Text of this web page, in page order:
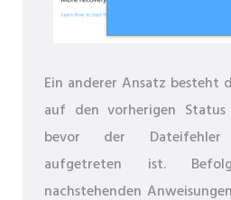
Ein anderer Ansatz besteht
auf den vorherigen Status
bevor der Dateifehler
aufgetreten ist.
nachstehenden